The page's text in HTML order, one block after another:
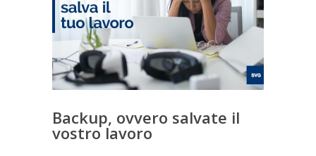
Backup, ovvero salvate il
vostro lavoro